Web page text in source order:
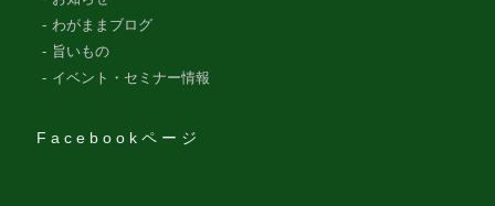
わがままブログ
旨いもの
イベント・セミナー情報
Facebookページ